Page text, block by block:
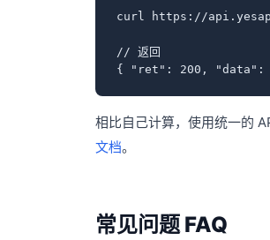
curl https://
// 返回
{ "ret": 200, "data": {
相比自己计算，使用统一的
文档。
常见问题 FAQ